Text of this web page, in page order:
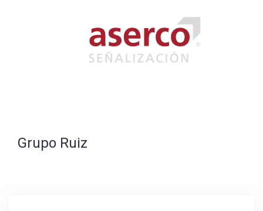
Grupo Ruiz